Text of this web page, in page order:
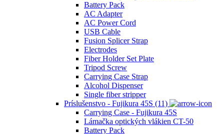
Battery Pack
AC Adapter
AC Power Cord
USB Cable
Fusion Splicer Strap
Electrodes
Fiber Holder Set Plate
Tripod Screw
Carrying Case Strap
Alcohol Dispenser
Single fiber stripper
Príslušenstvo - Fujikura 45S (11)
Carrying Case - Fujikura 45S
Lámačka optických vlákien CT-50
Battery Pack